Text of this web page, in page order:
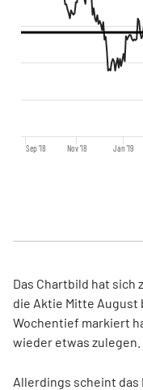
Sep '18 Nov '18 Jan '19
Das Chartbild hat
die Aktie Mitte August
Wochentief markiert
wieder etwas zulegen.
Allerdings scheint das